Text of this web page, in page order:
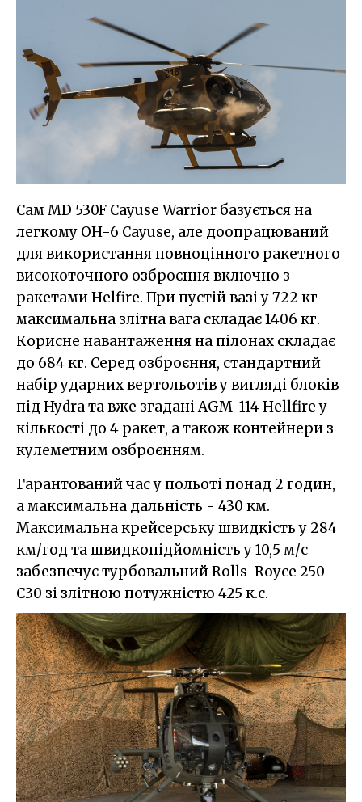
Сам MD 530F Cayuse Warrior базується на
легкому OH-6 Cayuse, але доопрацюваний
для використання повноцінного ракетного
високоточного озброєння включно з
ракетами Helfire. При пустій вазі у 722 кг
максимальна злітна вага складає 1406 кг.
Корисне навантаження на пілонах складає
до 684 кг. Серед озброєння, стандартний
набір ударних вертольотів у вигляді блоків
під Hydra та вже згадані AGM-114 Hellfire у
кількості до 4 ракет, а також контейнери з
кулеметним озброєнням.
Гарантований час у польоті понад 2 годин,
а максимальна дальність - 430 км.
Максимальна крейсерську швидкість у 284
км/год та швидкопідйомність у 10,5 м/с
забезпечує турбовальний Rolls-Royce 250-
C30 зі злітною потужністю 425 к.с.